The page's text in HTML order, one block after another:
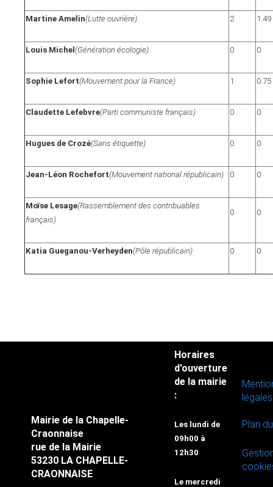
Martine Amelin(Lutte ouvrière) 2 1.49
Louis Michel(Génération écologie) 0 0
Sophie Lefort(Mouvement pour la France) 1 0.75
Claudette Lefebvre(Parti communiste français) 0 0
Hugues de Crozé(Sans étiquette) 0 0
Jean-Léon Rochefort(Mouvement national républicain) 0 0
Moïse Lesage(Rassemblement des contribuables
français)
0 0
Katia Gueganou-Verheyden(Pôle républicain) 0 0
Mairie de la Chapelle-
Craonnaise
rue de la Mairie
53230 LA CHAPELLE-
CRAONNAISE
Horaires
d'ouverture
de la mairie
:
Les lundi de
09h00 à
12h30
Le mercredi
légales
Plan